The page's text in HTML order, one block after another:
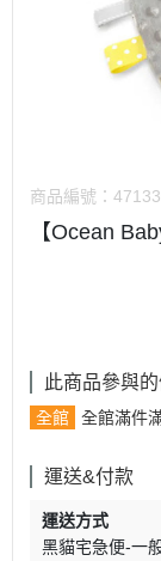
商品編號：
【Ocean
此商品參與
全館 全館滿件
運送&付款
運送方式
黑貓宅急便-一